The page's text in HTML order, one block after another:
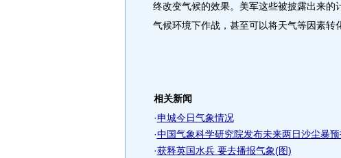
终改变气候的效果。美军这些被披露出来
气候环境下作战，甚至可以将天气等因素转
相关新闻
·申城今日气象情况
·中国气象科学研究院发布未来两日沙尘暴预
·获释英国水兵 要去播报气象(图)